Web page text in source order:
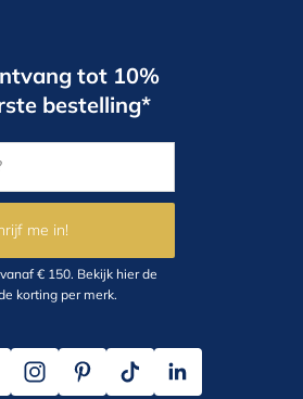
tot 10%
bestelling*
me in!
€ 150. Bekijk hierde
korting per merk.